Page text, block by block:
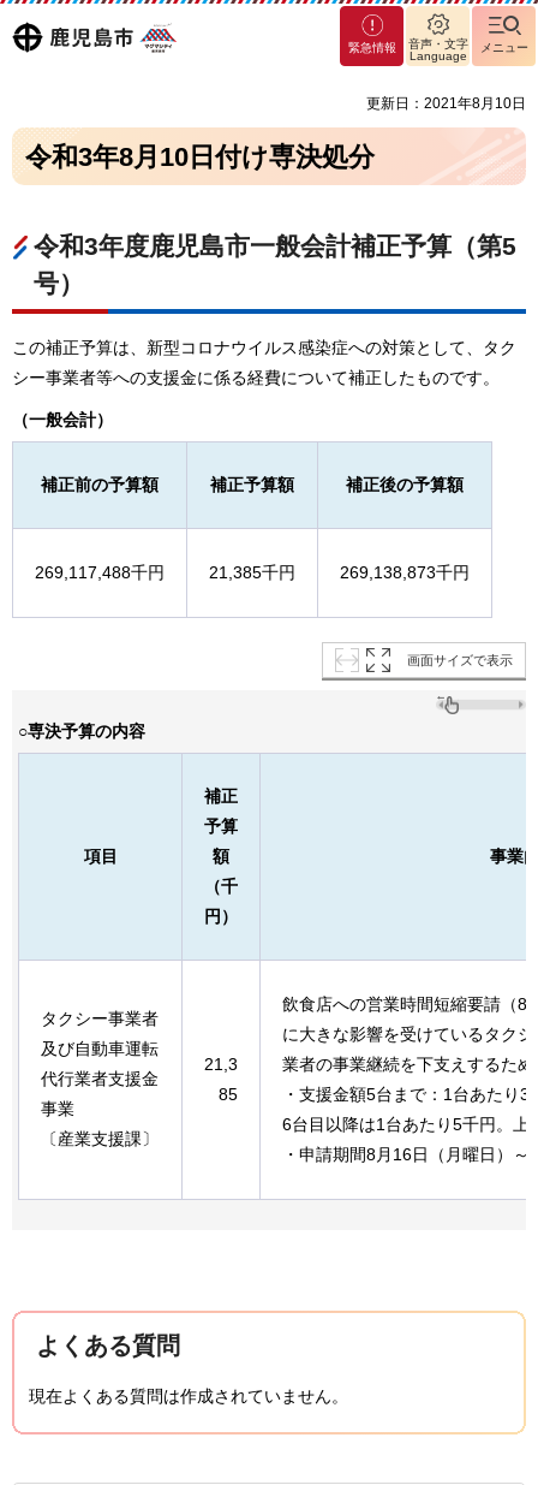
鹿児島
マグ
マシ
緊急情報
音声・文字
Language
メニュー
更新日：2021年8月10日
令和3年8月10日付け専決処分
令和3年度鹿児島市一般会計補正予算（第5
号）
この補正予算は、新型コロナウイルス感染症への対策として、タク
シー事業者等への支援金に係る経費について補正したものです。
（一般会計）
補正前の予算額 補正予算額 補正後の予算額
269,117,488千円 21,385千円 269,138,873千円
画面サイズで表示
○専決予算の内容
項目
補正
予算
額
（千
円）
事業
タクシー事業者
及び自動車運転
代行業者支援金
事業
〔産業支援課〕
21,3
85
飲食店への営業時間短縮要請（8
に大きな影響を受けているタク
業者の事業継続を下支えするた
・支援金額5台まで：1台あたり3
6台目以降は1台あたり5千円。上
・申請期間8月16日（月曜日）
よくある質問
現在よくある質問は作成されていません。